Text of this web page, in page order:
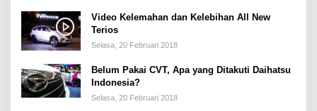
Video Kelemahan dan Kelebihan All New
Terios
Selasa, 20 Februari 2018
Belum Pakai CVT, Apa yang Ditakuti Daihatsu
Indonesia?
Selasa, 20 Februari 2018